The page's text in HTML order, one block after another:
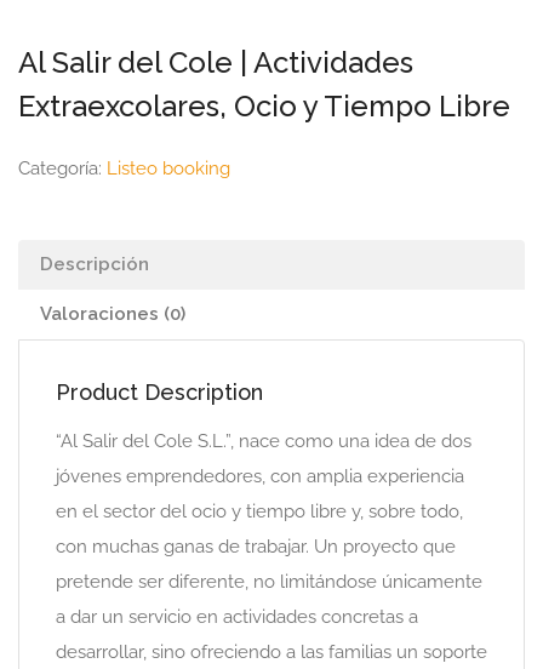
Al Salir del Cole | Actividades
Extraexcolares, Ocio y Tiempo Libre
Categoría: Listeo booking
Descripción
Valoraciones (0)
Product Description
“Al Salir del Cole S.L.”, nace como una idea de dos
jóvenes emprendedores, con amplia experiencia
en el sector del ocio y tiempo libre y, sobre todo,
con muchas ganas de trabajar. Un proyecto que
pretende ser diferente, no limitándose únicamente
a dar un servicio en actividades concretas a
desarrollar, sino ofreciendo a las familias un soporte